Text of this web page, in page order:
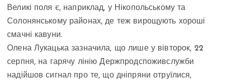
Великі поля є, наприклад, у Нікопольському та
Солонянському районах, де теж вирощують хороші
смачні кавуни.
Олена Лукацька зазначила, що лише у вівторок, 22
серпня, на гарячу лінію Держпродспоживслужби
надійшов сигнал про те, що дніпряни отруїлися,